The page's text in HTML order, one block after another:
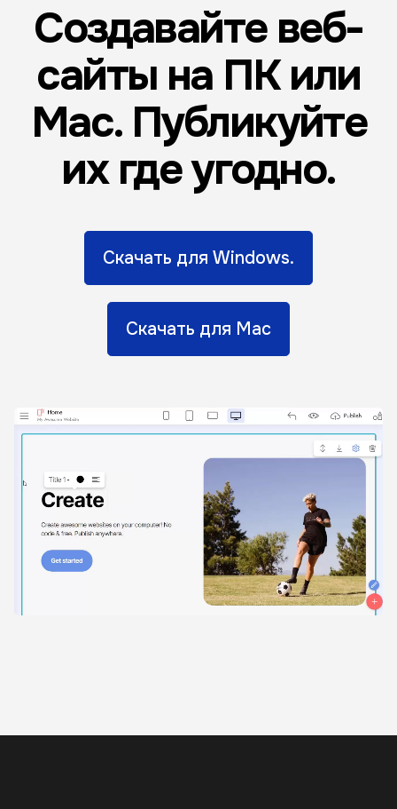
Создавайте веб-
сайты на ПК или
Mac. Публикуйте
их где угодно.
Скачать для Windows.
Скачать для Mac